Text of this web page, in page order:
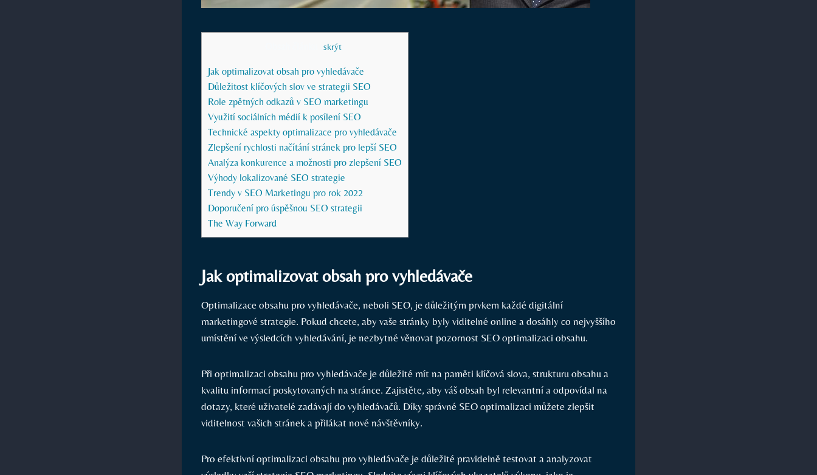
skrýt
Jak optimalizovat obsah pro vyhledávače
Důležitost klíčových slov ve strategii SEO
Role ​zpětných odkazů v SEO marketingu
Využití sociálních médií k⁤ posílení SEO
Technické ⁢aspekty optimalizace pro ⁢vyhledávače
Zlepšení rychlosti načítání stránek‍ pro lepší ⁢SEO
Analýza konkurence a možnosti ‍pro zlepšení SEO
Výhody lokalizované SEO strategie
Trendy v SEO ⁢Marketingu pro ‌rok 2022
Doporučení pro úspěšnou SEO strategii
The Way Forward
Jak optimalizovat obsah pro vyhledávače
Optimalizace obsahu pro vyhledávače, neboli SEO, je důležitým prvkem každé digitální
marketingové strategie. Pokud chcete, aby vaše stránky byly viditelné online a dosáhly co ‍nejvyššího
​umístění ve výsledcích vyhledávání,‌ je nezbytné‍ věnovat pozornost​ SEO optimalizaci obsahu.
Při optimalizaci obsahu⁣ pro vyhledávače je důležité mít na paměti klíčová slova, ⁢strukturu obsahu⁢ a
kvalitu informací poskytovaných na stránce. Zajistěte, aby váš obsah byl relevantní a odpovídal‌ na
dotazy, které uživatelé zadávají do vyhledávačů.⁢ Díky správné ‌SEO⁢ optimalizaci můžete zlepšit
viditelnost ‍vašich stránek a přilákat nové návštěvníky.
Pro efektivní optimalizaci obsahu pro vyhledávače je důležité pravidelně testovat a analyzovat